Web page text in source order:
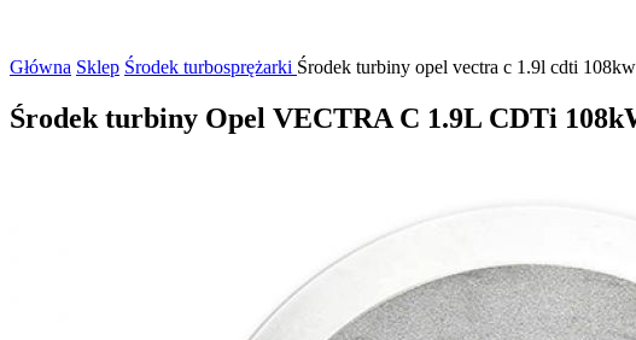
Główna Sklep Środek turbosprężarki Środek turbiny opel vectra c 1.9l cdti
Środek turbiny Opel VECTRA C 1.9L CDTi